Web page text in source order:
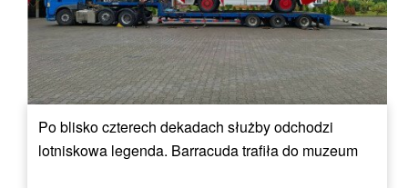
Po blisko czterech dekadach służby odchodzi
lotniskowa legenda. Barracuda trafiła do muzeum